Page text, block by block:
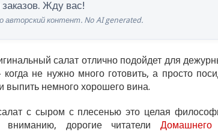
заказов. Жду вас!
авторский контент. No AI generated.
салат отлично подойдет для
когда не нужно много готовить, а просто
выпить немного хорошего вина.
с сыром с плесенью это целая
вниманию, дорогие читатели Домашнего